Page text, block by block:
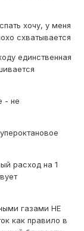
хочу, у меня
схватывается
единственная
- не
расход на 1
газами НЕ
как правило в